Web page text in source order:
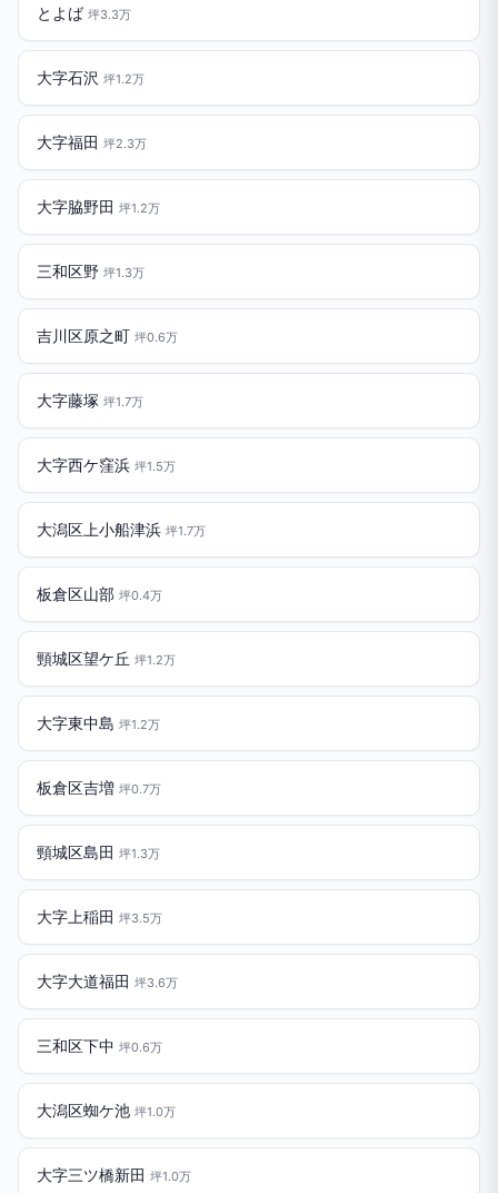
とよば 坪3.3万
大字石沢 坪1.2万
大字福田 坪2.3万
大字脇野田 坪1.2万
三和区野 坪1.3万
吉川区原之町 坪0.6万
大字藤塚 坪1.7万
大字西ケ窪浜 坪1.5万
大潟区上小船津浜 坪1.7万
板倉区山部 坪0.4万
頸城区望ケ丘 坪1.2万
大字東中島 坪1.2万
板倉区吉増 坪0.7万
頸城区島田 坪1.3万
大字上稲田 坪3.5万
大字大道福田 坪3.6万
三和区下中 坪0.6万
大潟区蜘ケ池 坪1.0万
大字三ツ橋新田 坪1.0万